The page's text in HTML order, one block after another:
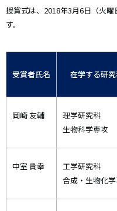
授賞式は、2018年3月6日（火
す。
受賞者氏名 在学する研
岡崎 友輔
理学研究科
生物科学専攻
中室 貴幸
工学研究科
合成・生物化